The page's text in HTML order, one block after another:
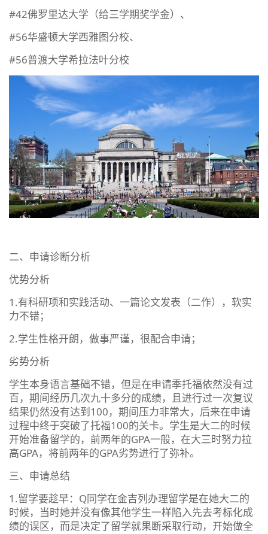
#42佛罗里达大学（给三学期奖学金）、
#56华盛顿大学西雅图分校、
#56普渡大学希拉法叶分校
二、申请诊断分析
优势分析
1.有科研项和实践活动、一篇论文发表（二作），软实
力不错；
2.学生性格开朗，做事严谨，很配合申请；
劣势分析
学生本身语言基础不错，但是在申请季托福依然没有过
百，期间经历几次九十多分的成绩，且进行过一次复议
结果仍然没有达到100，期间压力非常大，后来在申请
过程中终于突破了托福100的关卡。学生是大二的时候
开始准备留学的，前两年的GPA一般，在大三时努力拉
高GPA，将前两年的GPA劣势进行了弥补。
三、申请总结
1.留学要趁早：Q同学在金吉列办理留学是在她大二的
时候，当时她并没有像其他学生一样陷入先去考标化成
绩的误区，而是决定了留学就果断采取行动，开始做全